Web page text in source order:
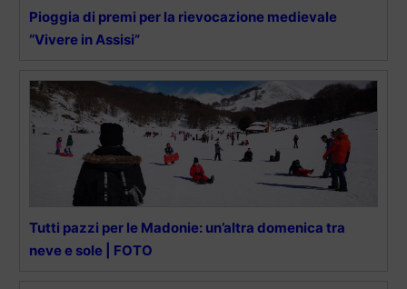
Pioggia di premi per la rievocazione medievale
“Vivere in Assisi”
Tutti pazzi per le Madonie: un’altra domenica tra
neve e sole | FOTO